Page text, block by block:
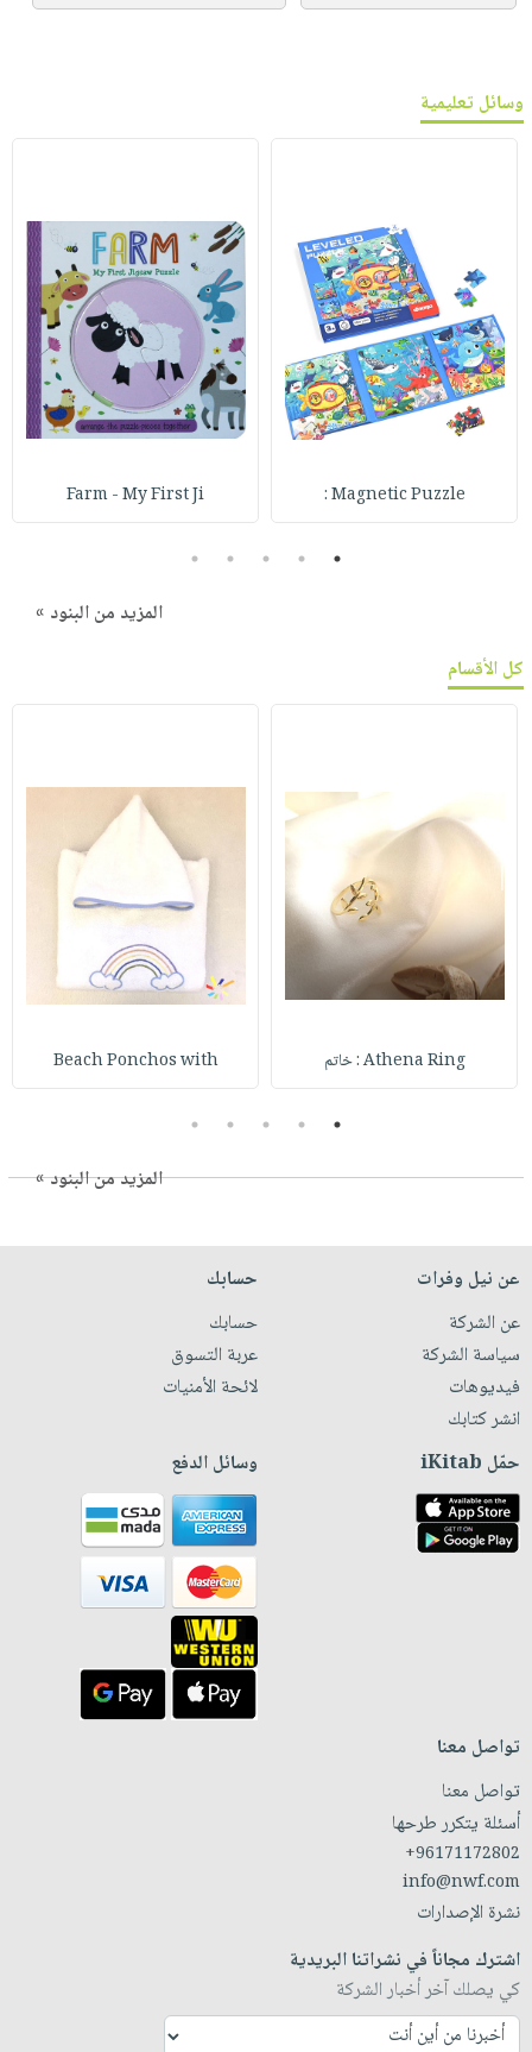
وسائل تعليمية
Magnetic Puzzle :
Farm - My First Ji
1
2
3
4
5
المزيد من البنود »
كل الأقسام
Athena Ring : خاتم Beach Ponchos with
1
2
3
4
5
المزيد من البنود »
عن نيل وفرات
عن الشركة
سياسة الشركة
فيديوهات
انشر كتابك
حسابك
حسابك
عربة التسوق
لائحة الأمنيات
حمّل iKitab وسائل الدفع
تواصل معنا
تواصل معنا
أسئلة يتكرر طرحها
+96171172802
info@nwf.com
نشرة الإصدارات
اشترك مجاناً في نشراتنا البريدية
كي يصلك آخر أخبار الشركة